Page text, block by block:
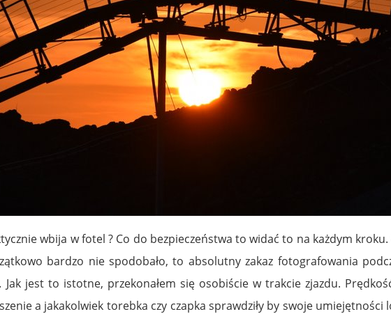
wbija w fotel ? Co do bezpieczeństwa to widać to na każdym
bardzo nie spodobało, to absolutny zakaz fotografowania
jest to istotne, przekonałem się osobiście w trakcie zjazdu.
a jakakolwiek torebka czy czapka sprawdziły by swoje